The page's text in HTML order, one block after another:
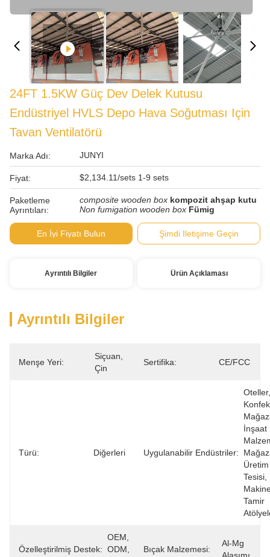
24FT 1.5KW Güç Dev Delek Kutusu
Endüstriyel HVLS Depo Hava Soğutması Için
Tavan Ventilatörü
Marka Adı: JUNYI
Fiyat: $2,134.11/sets 1-9 sets
Paketleme
Ayrıntıları:
composite wooden box kompozit ahşap kutu
Non fumigation wooden box Fümig
En İyi Fiyatı Bulun Şimdi Iletişime Geçin
Ayrıntılı Bilgiler Ürün Açıklaması
Ayrıntılı Bilgiler
Menşe Yeri:
Siçuan,
Çin
Sertifika: CE/FCC
Türü: Diğerleri Uygulanabilir Endüstriler:
Oteller,
İnşaat
Üretim
Tesisi,
Tamir
Özelleştirilmiş Destek:
OEM,
ODM,
Bıçak Malzemesi:
Al-Mg